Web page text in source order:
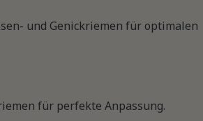
und Genickriemen für optimalen
für perfekte Anpassung.